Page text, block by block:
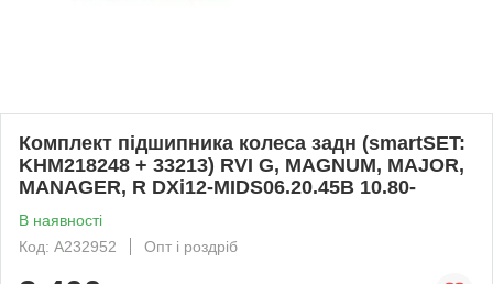
Комплект підшипника колеса задн (smartSET:
KHM218248 + 33213) RVI G, MAGNUM, MAJOR,
MANAGER, R DXi12-MIDS06.20.45B 10.80-
В наявності
Код: A232952
Опт і роздріб